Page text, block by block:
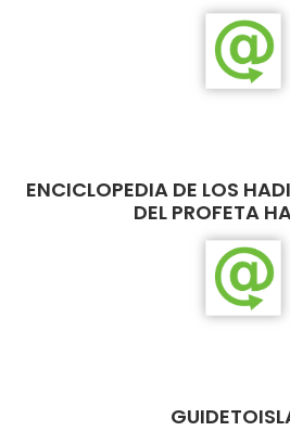
ENCICLOPEDIA DE LOS
DEL PROFETA